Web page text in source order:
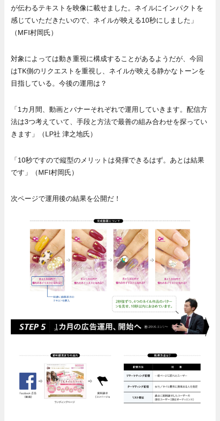
が伝わるテキストを映像に載せました。ネイルにインパクトを
感じていただきたいので、ネイルが映える10秒にしました」
（MFI村岡氏）
対象によっては動き重視に構成することがあるようだが、今回
はTK側のリクエストを重視し、ネイルが映える静かなトーンを
目指している。今後の運用は？
「1カ月間、動画とバナーそれぞれで運用していきます。配信方
法は3つ考えていて、手段と方法で最善の組み合わせを探ってい
きます」（LP社 津之地氏）
「10秒ですので縦型のメリットは発揮できるはず。あとは結果
です」（MFI村岡氏）
次ページで運用後の結果を公開だ！